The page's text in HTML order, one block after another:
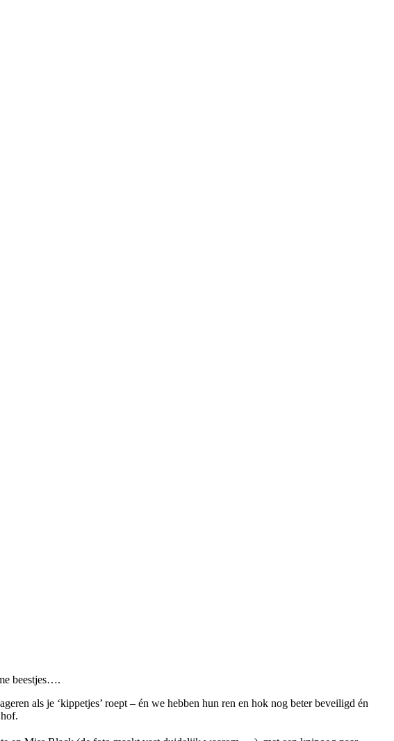
beestjes….
als je ‘kippetjes’ roept – én we hebben hun ren en hok nog beter beveiligd én